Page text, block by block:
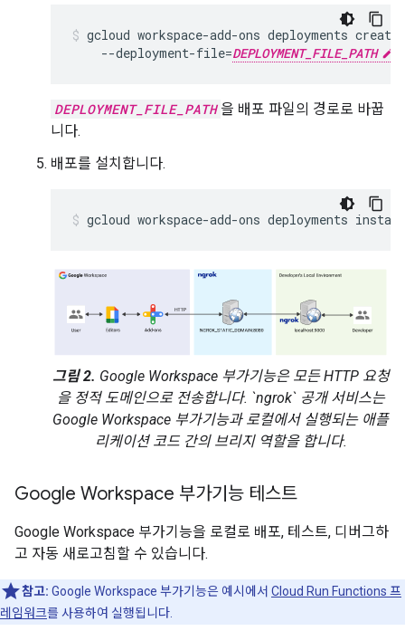
gcloud workspace-add-ons deployments create
--deployment-file=DEPLOYMENT_FILE_PATH
DEPLOYMENT_FILE_PATH 을 배포 파일의 경로로 바꿉
니다.
배포를 설치합니다.
gcloud workspace-add-ons deployments install
그림 2. Google Workspace 부가기능은 모든 HTTP 요청
을 정적 도메인으로 전송합니다. `ngrok` 공개 서비스는
Google Workspace 부가기능과 로컬에서 실행되는 애플
리케이션 코드 간의 브리지 역할을 합니다.
Google Workspace 부가기능 테스트
Google Workspace 부가기능을 로컬로 배포, 테스트, 디버그하
고 자동 새로고침할 수 있습니다.
참고: Google Workspace 부가기능은 예시에서 Cloud Run Functions 프
레임워크를 사용하여 실행됩니다.